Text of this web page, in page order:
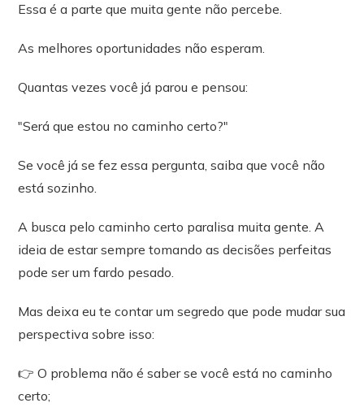
Essa é a parte que muita gente não percebe.
As melhores oportunidades não esperam.
Quantas vezes você já parou e pensou:
"Será que estou no caminho certo?"
Se você já se fez essa pergunta, saiba que você não
está sozinho.
A busca pelo caminho certo paralisa muita gente. A
ideia de estar sempre tomando as decisões perfeitas
pode ser um fardo pesado.
Mas deixa eu te contar um segredo que pode mudar sua
perspectiva sobre isso:
👉 O problema não é saber se você está no caminho
certo;